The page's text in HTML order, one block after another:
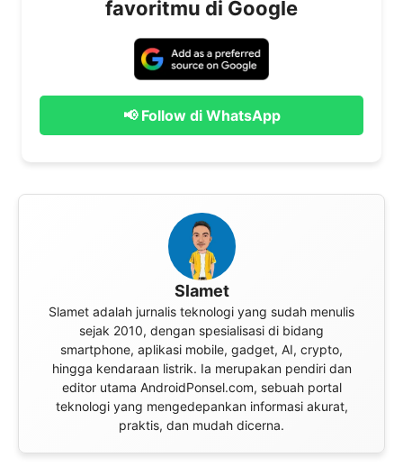
favoritmu di Google
📢 Follow di WhatsApp
Slamet
Slamet adalah jurnalis teknologi yang sudah menulis
sejak 2010, dengan spesialisasi di bidang
smartphone, aplikasi mobile, gadget, AI, crypto,
hingga kendaraan listrik. Ia merupakan pendiri dan
editor utama AndroidPonsel.com, sebuah portal
teknologi yang mengedepankan informasi akurat,
praktis, dan mudah dicerna.